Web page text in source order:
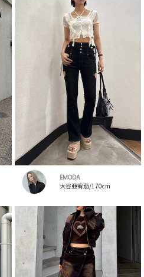
EMODA
大谷亜宥茄/170cm